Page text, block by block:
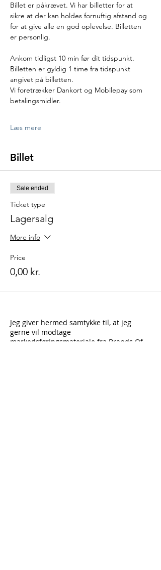
Billet er påkrævet. Vi har billetter for at
sikre at der kan holdes fornuftig afstand og
for at give alle en god oplevelse. Billetten
er personlig.
Ankom tidligst 10 min før dit tidspunkt.
Billetten er gyldig 1 time fra tidspunkt
angivet på billetten.
Vi foretrækker Dankort og Mobilepay som
betalingsmidler.
Læs mere
Billet
Sale ended
Ticket type
Lagersalg
More info
Price
0,00 kr.
Jeg giver hermed samtykke til, at jeg
gerne vil modtage
markedsføringsmateriale fra Brands Of